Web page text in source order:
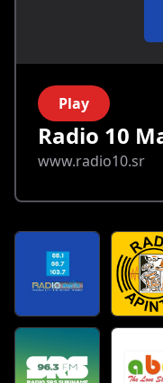
Play
Radio 10
www.radio10.sr